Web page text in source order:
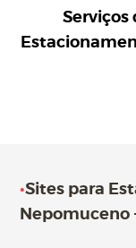
•Sites para
Nepomuceno